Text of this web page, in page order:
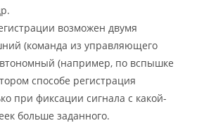
возможен двумя
(команда из управляющего
(например, по вспышке
способе регистрация
при фиксации сигнала с какой-
больше заданного.